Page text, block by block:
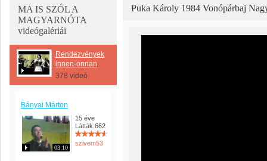
MA IS SZÓL A
MAGYARNÓTA
videógalériái
Rendezvényekről
innen-onnan
378 videó
Bányai Márton
03:10
15 éve
Látták:662
szivem53
Puka Károly 1984 Vonópárbaj